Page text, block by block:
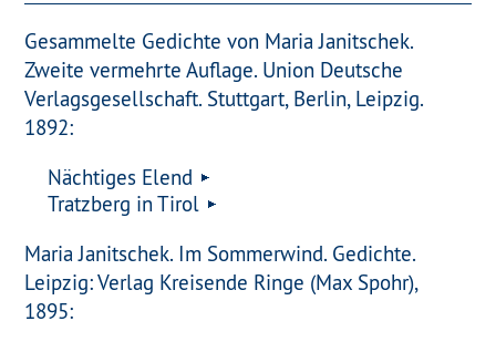
Gesammelte Gedichte von Maria Janitschek.
Zweite vermehrte Auflage. Union Deutsche
Verlagsgesellschaft. Stuttgart, Berlin, Leipzig.
1892:
Nächtiges Elend
Tratzberg in Tirol
Maria Janitschek. Im Sommerwind. Gedichte.
Leipzig: Verlag Kreisende Ringe (Max Spohr),
1895: